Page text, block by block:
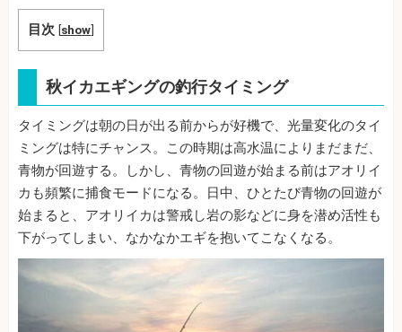
目次 [show]
秋イカエギングの釣行タイミング
タイミングは朝の日が出る前からが好機で、光量変化のタイ
ミングは特にチャンス。この時期は高水温によりまだまだ、
青物が回遊する。しかし、青物の回遊が始まる前はアオリイ
カも頻繁に捕食モードになる。日中、ひとたび青物の回遊が
始まると、アオリイカは警戒し岩の影などに身を潜め活性も
下がってしまい、なかなかエギを抱いてこなくなる。